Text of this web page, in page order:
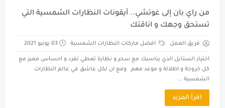
من راي بان إلى غوتشي.. أيقونات النظارات الشمسية التي
تستحق وجهك و اناقتك
فريق العمل افضل ماركات النظارات الشمسية 03 يونيو 2021
اختيار الستايل الذي يناسبك مع سحر و نظارة تعطي تفرد و احساس مميز مع
كل خروجة و اطلالة و موعد مهم. ومع ان لكل عاشق في عالم النظارات
الشمسية ...
اقرأ المزيد